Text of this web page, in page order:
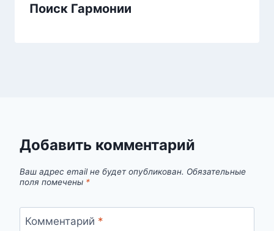
Поиск Гармонии
Добавить комментарий
Ваш адрес email не будет опубликован. Обязательные
поля помечены *
Комментарий *